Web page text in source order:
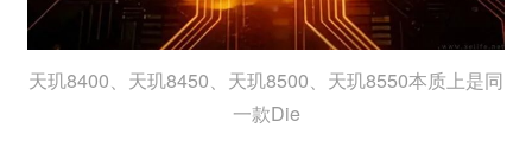
天玑8400、天玑8450、天玑8500、天玑8550本质上是同
一款Die